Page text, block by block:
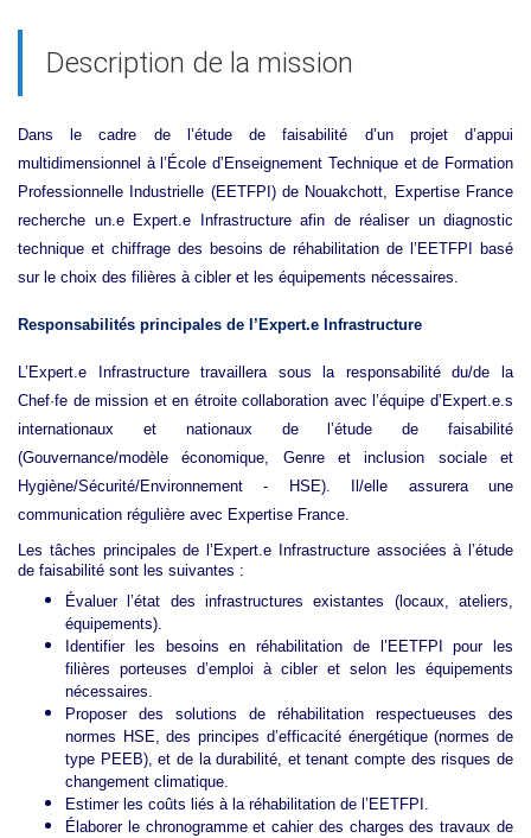
Description de la mission
Dans le cadre de l’étude de faisabilité d’un projet d’appui
multidimensionnel à l’École d’Enseignement Technique et de Formation
Professionnelle Industrielle (EETFPI) de Nouakchott, Expertise France
recherche un.e Expert.e Infrastructure afin de réaliser un diagnostic
technique et chiffrage des besoins de réhabilitation de l’EETFPI basé
sur le choix des filières à cibler et les équipements nécessaires.
Responsabilités principales de l’Expert.e Infrastructure
L’Expert.e Infrastructure travaillera sous la responsabilité du/de la
Chef·fe de mission et en étroite collaboration avec l’équipe d’Expert.e.s
internationaux et nationaux de l’étude de faisabilité
(Gouvernance/modèle économique, Genre et inclusion sociale et
Hygiène/Sécurité/Environnement - HSE). Il/elle assurera une
communication régulière avec Expertise France.
Les tâches principales de l’Expert.e Infrastructure associées à l’étude
de faisabilité sont les suivantes :
Évaluer l’état des infrastructures existantes (locaux, ateliers,
équipements).
Identifier les besoins en réhabilitation de l’EETFPI pour les
filières porteuses d’emploi à cibler et selon les équipements
nécessaires.
Proposer des solutions de réhabilitation respectueuses des
normes HSE, des principes d’efficacité énergétique (normes de
type PEEB), et de la durabilité, et tenant compte des risques de
changement climatique.
Estimer les coûts liés à la réhabilitation de l’EETFPI.
Élaborer le chronogramme et cahier des charges des travaux de